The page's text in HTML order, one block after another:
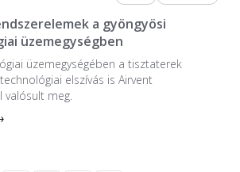
a gyöngyösi
üzemegységben
üzem­egységében a tiszta­terek
elszívás is Airvent
valósult meg.